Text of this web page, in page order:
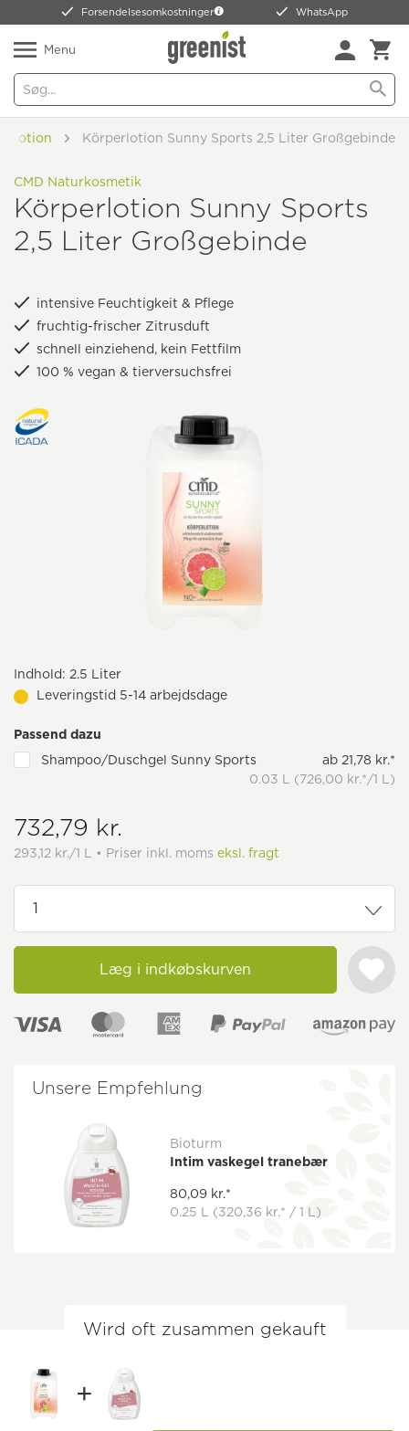
Forsendelsesomkostninger WhatsApp
Menu
Lotion Körperlotion Sunny Sports 2,5 Liter Großgebinde
CMD Naturkosmetik
Körperlotion Sunny Sports
2,5 Liter Großgebinde
intensive Feuchtigkeit & Pflege
fruchtig-frischer Zitrusduft
schnell einziehend, kein Fettfilm
100 % vegan & tierversuchsfrei
Indhold: 2.5 Liter
Leveringstid 5-14 arbejdsdage
Passend dazu
Shampoo/Duschgel Sunny Sports
ab 21,78 kr.*
0.03 L (726,00 kr.*/1 L)
732,79 kr.
293,12 kr./1 L • Priser inkl. moms eksl. fragt
Læg i indkøbskurven
Unsere Empfehlung
Bioturm
Intim vaskegel tranebær
80,09 kr.*
0.25 L (320,36 kr.* / 1 L)
Wird oft zusammen gekauft